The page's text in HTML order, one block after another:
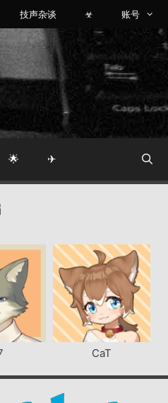
技声杂谈 ☣ 账号
🌟 ✈
CaT